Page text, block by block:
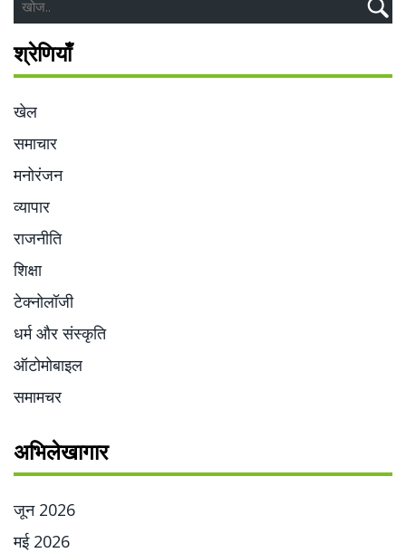
श्रेणियाँ
खेल
समाचार
मनोरंजन
व्यापार
राजनीति
शिक्षा
टेक्नोलॉजी
धर्म और संस्कृति
ऑटोमोबाइल
समामचर
अभिलेखागार
जून 2026
मई 2026